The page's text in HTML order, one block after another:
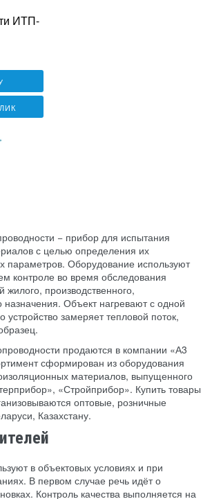
ИТП-
− прибор для испытания
с целью определения их
параметров. Оборудование используют
контроле во время обследования
жилого, производственного,
назначения. Объект нагревают с одной
устройство замеряет тепловой поток,
продаются в компании «А3
сформирован из оборудования
материалов, выпущенного
«Стройприбор». Купить товары
оптовые, розничные
Казахстану.
в объектовых условиях и при
В первом случае речь идёт о
Контроль качества выполняется на